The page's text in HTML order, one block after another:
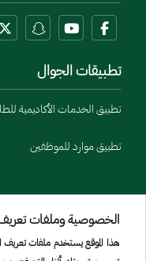
تطبيقات الجوال
تطبيق الخدمات الأكاديمية
تطبيق موارد للموظفين
الخصوصية وملفات تعريف
هذا الموقع يستخدم ملفات تعريف